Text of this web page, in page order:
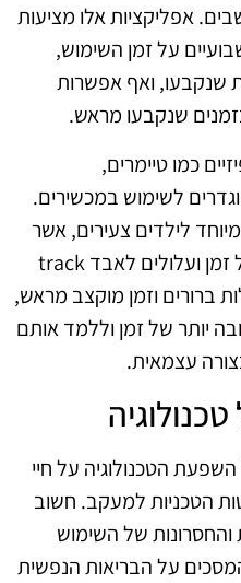
אפליקציות אלו מציעות
על זמן השימוש,
שנקבעו, ואף אפשרות
שנקבעו מראש.
כמו טיימרים,
לשימוש במכשירים.
לילדים צעירים, אשר
לא תמיד מבינים את המושג של זמן ועלולים לאבד track
ברורים וזמן מוקצב מראש,
יותר של זמן וללמד אותם
עצמאית.
הטכנולוגיה על חיי
הטכניות למעקב. חשוב
והחסרונות של השימוש
על הבריאות הנפשית